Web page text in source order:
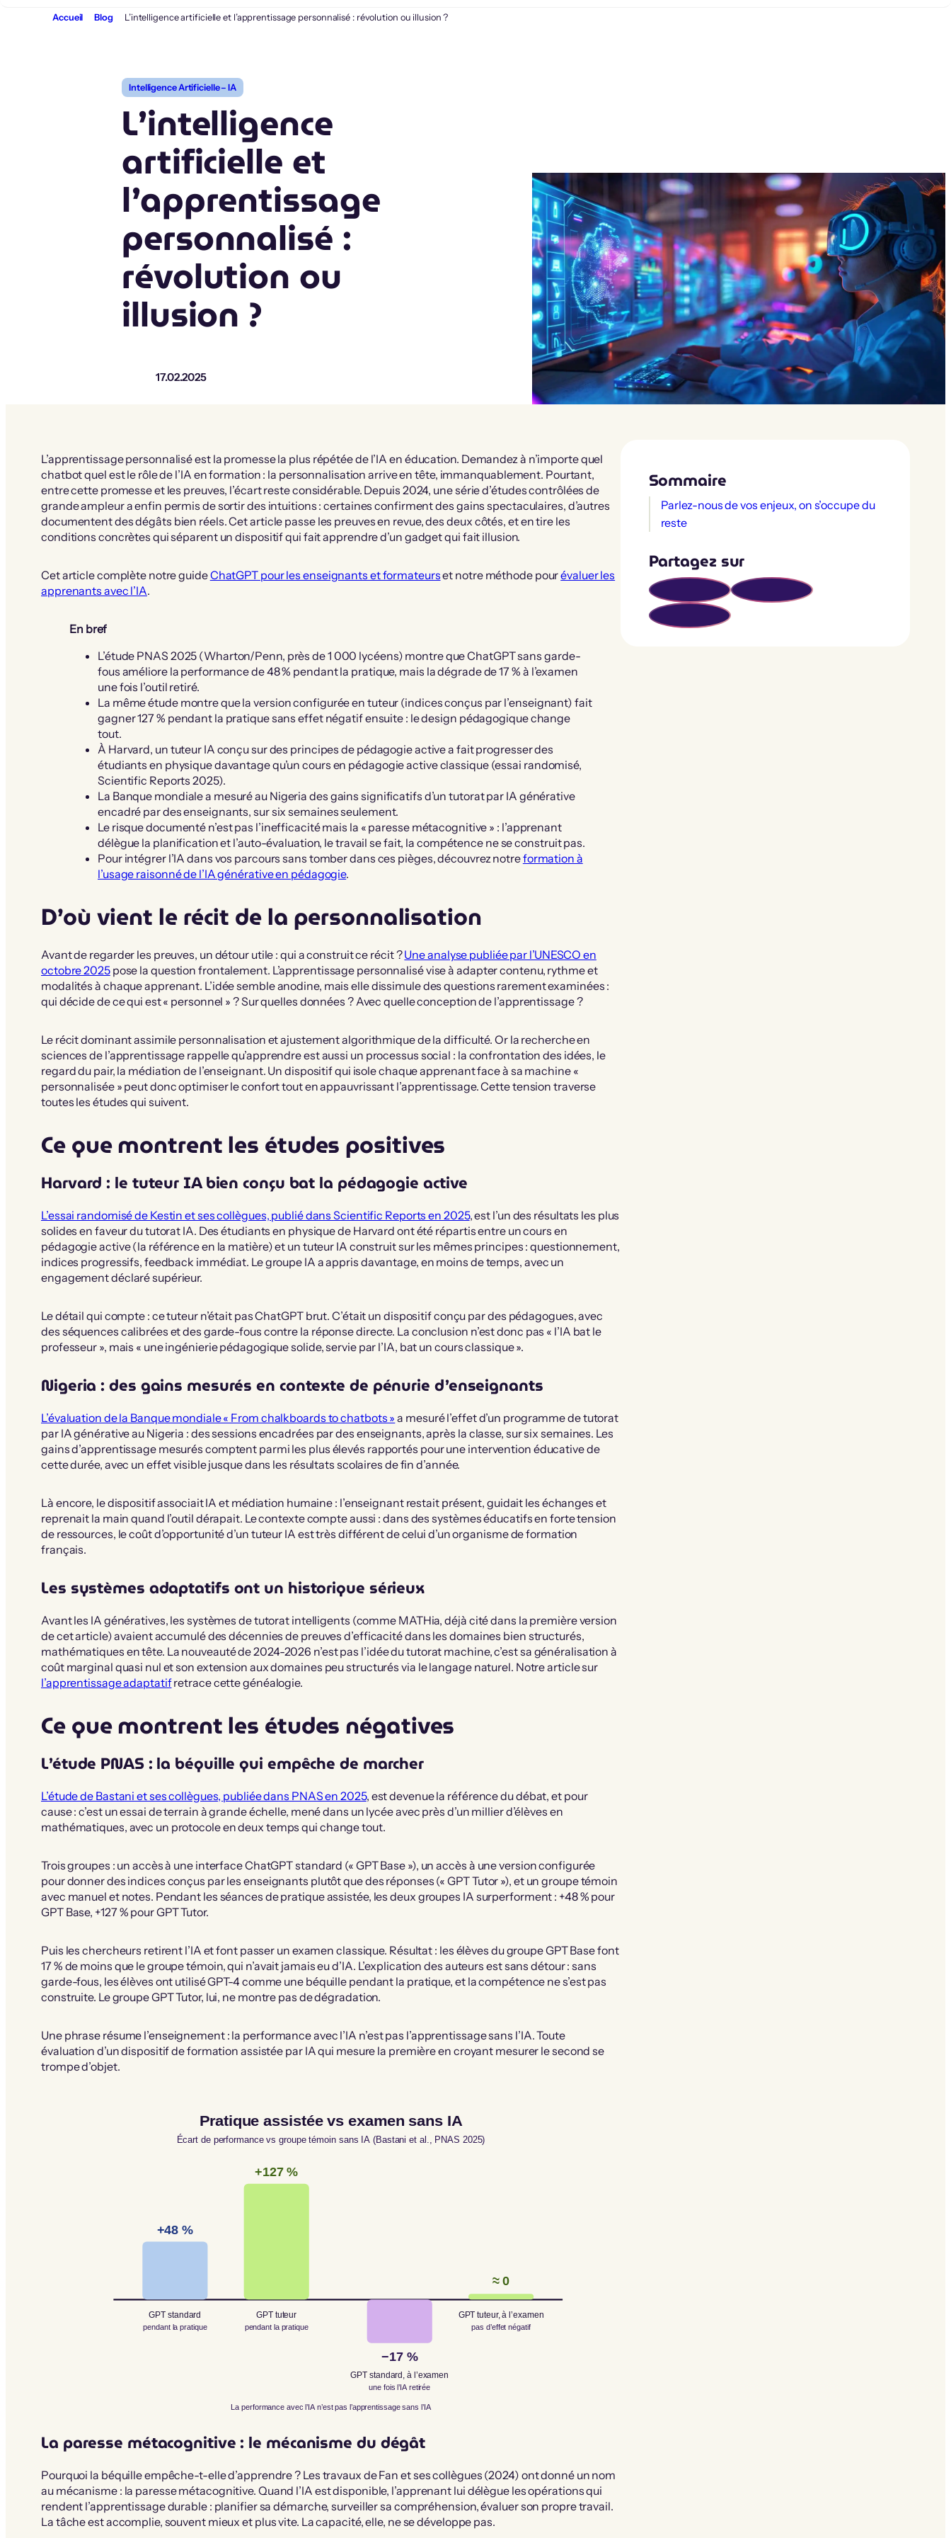
Accueil Blog L’intelligence artificielle et l’apprentissage personnalisé : révolution ou illusion ?
Intelligence Artificielle – IA
L’intelligence
artificielle et
l’apprentissage
personnalisé :
révolution ou
illusion ?
17.02.2025
L’apprentissage personnalisé est la promesse la plus répétée de l’IA en éducation. Demandez à n’importe quel
chatbot quel est le rôle de l’IA en formation : la personnalisation arrive en tête, immanquablement. Pourtant,
entre cette promesse et les preuves, l’écart reste considérable. Depuis 2024, une série d’études contrôlées de
grande ampleur a enfin permis de sortir des intuitions : certaines confirment des gains spectaculaires, d’autres
documentent des dégâts bien réels. Cet article passe les preuves en revue, des deux côtés, et en tire les
conditions concrètes qui séparent un dispositif qui fait apprendre d’un gadget qui fait illusion.
Cet article complète notre guideChatGPT pour les enseignants et formateurset notre méthode pourévaluer les
apprenants avec l’IA.
En bref
L’étude PNAS 2025 (Wharton/Penn, près de 1 000 lycéens) montre que ChatGPT sans garde-
fous améliore la performance de 48 % pendant la pratique, mais la dégrade de 17 % à l’examen
une fois l’outil retiré.
La même étude montre que la version configurée en tuteur (indices conçus par l’enseignant) fait
gagner 127 % pendant la pratique sans effet négatif ensuite : le design pédagogique change
tout.
À Harvard, un tuteur IA conçu sur des principes de pédagogie active a fait progresser des
étudiants en physique davantage qu’un cours en pédagogie active classique (essai randomisé,
Scientific Reports 2025).
La Banque mondiale a mesuré au Nigeria des gains significatifs d’un tutorat par IA générative
encadré par des enseignants, sur six semaines seulement.
Le risque documenté n’est pas l’inefficacité mais la « paresse métacognitive » : l’apprenant
délègue la planification et l’auto-évaluation, le travail se fait, la compétence ne se construit pas.
Pour intégrer l’IA dans vos parcours sans tomber dans ces pièges, découvrez notreformation à
l’usage raisonné de l’IA générative en pédagogie.
D’où vient le récit de la personnalisation
Avant de regarder les preuves, un détour utile : qui a construit ce récit ?Une analyse publiée par l’UNESCO en
octobre 2025pose la question frontalement. L’apprentissage personnalisé vise à adapter contenu, rythme et
modalités à chaque apprenant. L’idée semble anodine, mais elle dissimule des questions rarement examinées :
qui décide de ce qui est « personnel » ? Sur quelles données ? Avec quelle conception de l’apprentissage ?
Le récit dominant assimile personnalisation et ajustement algorithmique de la difficulté. Or la recherche en
sciences de l’apprentissage rappelle qu’apprendre est aussi un processus social : la confrontation des idées, le
regard du pair, la médiation de l’enseignant. Un dispositif qui isole chaque apprenant face à sa machine «
personnalisée » peut donc optimiser le confort tout en appauvrissant l’apprentissage. Cette tension traverse
toutes les études qui suivent.
Ce que montrent les études positives
Harvard : le tuteur IA bien conçu bat la pédagogie active
L’essai randomisé de Kestin et ses collègues, publié dans Scientific Reports en 2025, est l’un des résultats les plus
solides en faveur du tutorat IA. Des étudiants en physique de Harvard ont été répartis entre un cours en
pédagogie active (la référence en la matière) et un tuteur IA construit sur les mêmes principes : questionnement,
indices progressifs, feedback immédiat. Le groupe IA a appris davantage, en moins de temps, avec un
engagement déclaré supérieur.
Le détail qui compte : ce tuteur n’était pas ChatGPT brut. C’était un dispositif conçu par des pédagogues, avec
des séquences calibrées et des garde-fous contre la réponse directe. La conclusion n’est donc pas « l’IA bat le
professeur », mais « une ingénierie pédagogique solide, servie par l’IA, bat un cours classique ».
Nigeria : des gains mesurés en contexte de pénurie d’enseignants
L’évaluation de la Banque mondiale « From chalkboards to chatbots » a mesuré l’effet d’un programme de tutorat
par IA générative au Nigeria : des sessions encadrées par des enseignants, après la classe, sur six semaines. Les
gains d’apprentissage mesurés comptent parmi les plus élevés rapportés pour une intervention éducative de
cette durée, avec un effet visible jusque dans les résultats scolaires de fin d’année.
Là encore, le dispositif associait IA et médiation humaine : l’enseignant restait présent, guidait les échanges et
reprenait la main quand l’outil dérapait. Le contexte compte aussi : dans des systèmes éducatifs en forte tension
de ressources, le coût d’opportunité d’un tuteur IA est très différent de celui d’un organisme de formation
français.
Les systèmes adaptatifs ont un historique sérieux
Avant les IA génératives, les systèmes de tutorat intelligents (comme MATHia, déjà cité dans la première version
de cet article) avaient accumulé des décennies de preuves d’efficacité dans les domaines bien structurés,
mathématiques en tête. La nouveauté de 2024-2026 n’est pas l’idée du tutorat machine, c’est sa généralisation à
coût marginal quasi nul et son extension aux domaines peu structurés via le langage naturel. Notre article sur
l’apprentissage adaptatifretrace cette généalogie.
Ce que montrent les études négatives
L’étude PNAS : la béquille qui empêche de marcher
L’étude de Bastani et ses collègues, publiée dans PNAS en 2025, est devenue la référence du débat, et pour
cause : c’est un essai de terrain à grande échelle, mené dans un lycée avec près d’un millier d’élèves en
mathématiques, avec un protocole en deux temps qui change tout.
Trois groupes : un accès à une interface ChatGPT standard (« GPT Base »), un accès à une version configurée
pour donner des indices conçus par les enseignants plutôt que des réponses (« GPT Tutor »), et un groupe témoin
avec manuel et notes. Pendant les séances de pratique assistée, les deux groupes IA surperforment : +48 % pour
GPT Base, +127 % pour GPT Tutor.
Puis les chercheurs retirent l’IA et font passer un examen classique. Résultat : les élèves du groupe GPT Base font
17 % de moins que le groupe témoin, qui n’avait jamais eu d’IA. L’explication des auteurs est sans détour : sans
garde-fous, les élèves ont utilisé GPT-4 comme une béquille pendant la pratique, et la compétence ne s’est pas
construite. Le groupe GPT Tutor, lui, ne montre pas de dégradation.
Une phrase résume l’enseignement : la performance avec l’IA n’est pas l’apprentissage sans l’IA. Toute
évaluation d’un dispositif de formation assistée par IA qui mesure la première en croyant mesurer le second se
trompe d’objet.
Pratique assistée vs examen sans IA
Écart de performance vs groupe témoin sans IA (Bastani et al., PNAS 2025)
+48 %
GPT standard
pendant la pratique
+127 %
GPT tuteur
pendant la pratique
−17 %
GPT standard, à l’examen
une fois l’IA retirée
≈ 0
GPT tuteur, à l’examen
pas d’effet négatif
La performance avec l’IA n’est pas l’apprentissage sans l’IA
La paresse métacognitive : le mécanisme du dégât
Pourquoi la béquille empêche-t-elle d’apprendre ? Les travaux de Fan et ses collègues (2024) ont donné un nom
au mécanisme : la paresse métacognitive. Quand l’IA est disponible, l’apprenant lui délègue les opérations qui
rendent l’apprentissage durable : planifier sa démarche, surveiller sa compréhension, évaluer son propre travail.
La tâche est accomplie, souvent mieux et plus vite. La capacité, elle, ne se développe pas.
Sommaire
Parlez-nous de vos enjeux, on s’occupe du
reste
Partagez sur